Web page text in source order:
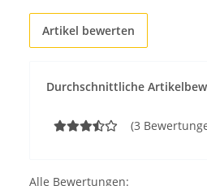
Durchschnittliche
(3
Artikel bewerten
Alle Bewertungen: